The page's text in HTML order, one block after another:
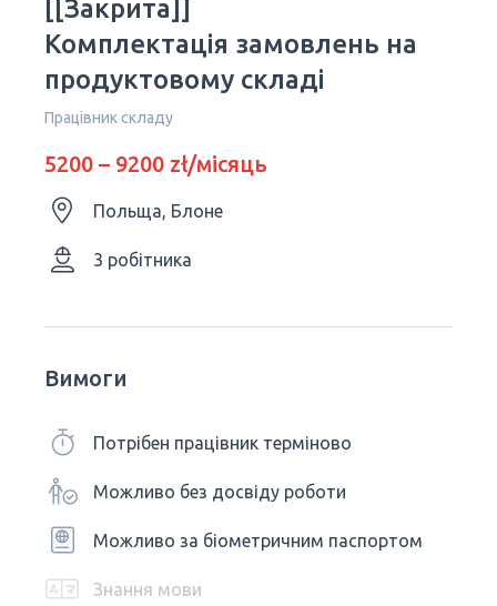
[[Закрита]]
Комплектація замовлень на
продуктовому складі
Працівник складу
5200 – 9200 zł/місяць
Польща, Блоне
3 робітника
Вимоги
Потрібен працівник терміново
Можливо без досвіду роботи
Можливо за біометричним паспортом
Знання мови